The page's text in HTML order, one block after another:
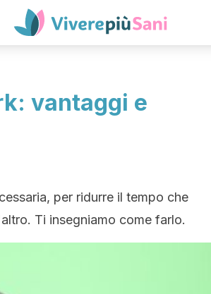
vantaggi e
per ridurre il tempo che
Ti insegniamo come farlo.